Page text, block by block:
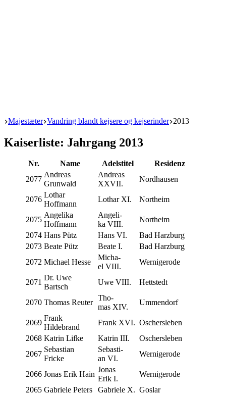
Start
Majestæter Vandring blandt kejsere og kejserinder 2013
Kaiserliste: Jahrgang 2013
Nr. Name Adelsti­tel
Resi­denz
2077
Andreas
Grunwald
Andreas
XXVII.
Nord­hau­sen
2076
Lot­har
Hoffmann
Lot­har XI. Nort­heim
2075
Ange­li­ka
Hoffmann
Ange­li­
ka VIII.
Nort­heim
2074 Hans Pütz Hans VI.
Bad Harz­burg
2073 Bea­te Pütz Bea­te I.
Bad Harz­burg
2072 Micha­el Hesse
Micha­
el VIII.
Wer­ni­gero­de
2071
Dr. Uwe
Bartsch
Uwe VIII. Hett­stedt
2070 Tho­mas Reuter
Tho­
mas XIV.
Ummen­dorf
2069
Frank
Hildebrand
Frank XVI. Oscher­s­le­ben
2068 Katrin Lifke Katrin III.
Oscher­s­le­ben
2067
Seba­sti­an
Fricke
Seba­sti­
an VI.
Wer­ni­gero­de
2066 Jonas Erik Hain
Jonas
Erik I.
Wer­ni­gero­de
2065 Gabri­e­le Peters Gabri­e­le X. Goslar